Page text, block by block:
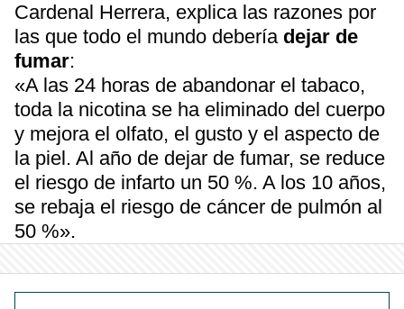
Cardenal Herrera, explica las razones por
las que todo el mundo debería dejar de
fumar:
«A las 24 horas de abandonar el tabaco,
toda la nicotina se ha eliminado del cuerpo
y mejora el olfato, el gusto y el aspecto de
la piel. Al año de dejar de fumar, se reduce
el riesgo de infarto un 50 %. A los 10 años,
se rebaja el riesgo de cáncer de pulmón al
50 %».